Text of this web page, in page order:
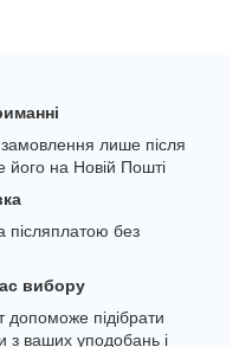
лише після
його на Новій Пошті
післяплатою без
вибору
допоможе підібрати
з ваших уподобань і